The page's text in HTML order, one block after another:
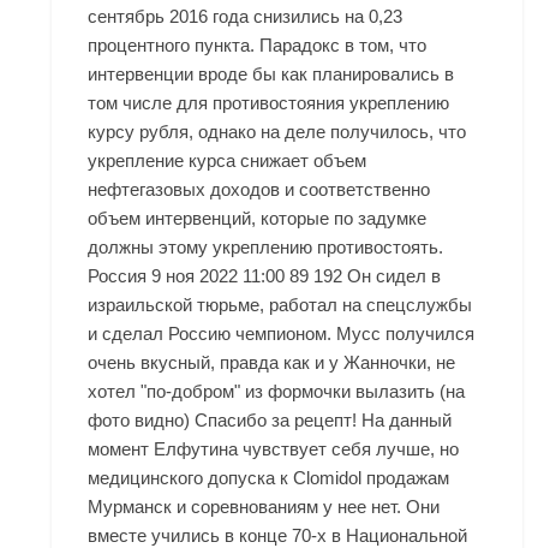
сентябрь 2016 года снизились на 0,23
процентного пункта. Парадокс в том, что
интервенции вроде бы как планировались в
том числе для противостояния укреплению
курсу рубля, однако на деле получилось, что
укрепление курса снижает объем
нефтегазовых доходов и соответственно
объем интервенций, которые по задумке
должны этому укреплению противостоять.
Россия 9 ноя 2022 11:00 89 192 Он сидел в
израильской тюрьме, работал на спецслужбы
и сделал Россию чемпионом. Мусс получился
очень вкусный, правда как и у Жанночки, не
хотел "по-добром" из формочки вылазить (на
фото видно) Спасибо за рецепт! На данный
момент Елфутина чувствует себя лучше, но
медицинского допуска к Clomidol продажам
Мурманск и соревнованиям у нее нет. Они
вместе учились в конце 70-х в Национальной